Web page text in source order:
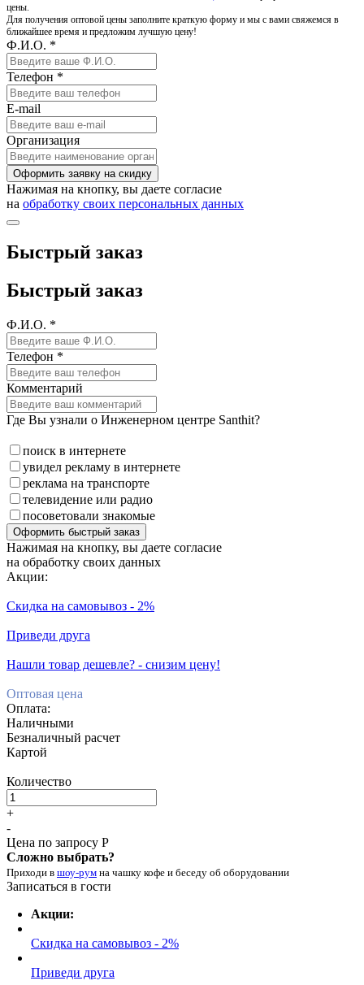
цены.
Для получения оптовой цены заполните краткую форму и мы с вами свяжемся в
ближайшее время и предложим лучшую цену!
Ф.И.О. *
Телефон *
E-mail
Организация
Оформить заявку на скидку
Нажимая на кнопку, вы даете согласие
на обработку своих персональных данных
Быстрый заказ
Быстрый заказ
Ф.И.О. *
Телефон *
Комментарий
Где Вы узнали о Инженерном центре Santhit?
поиск в интернете
увидел рекламу в интернете
реклама на транспорте
телевидение или радио
посоветовали знакомые
Оформить быстрый заказ
Нажимая на кнопку, вы даете согласие
на обработку своих данных
Акции:
Скидка на самовывоз - 2%
Приведи друга
Нашли товар дешевле? - снизим цену!
Оптовая цена
Оплата:
Наличными
Безналичный расчет
Картой
Количество
+
-
Цена по запросу Р
Сложно выбрать?
Приходи в шоу-рум на чашку кофе и беседу об оборудовании
Записаться в гости
Акции:
Скидка на самовывоз - 2%
Приведи друга